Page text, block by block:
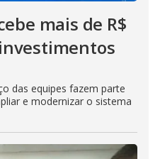
mais de R$
das equipes fazem parte
e modernizar o sistema